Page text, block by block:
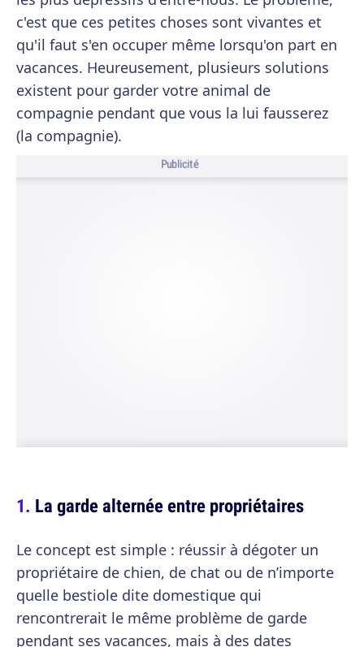
c'est que ces petites choses sont vivantes et
qu'il faut s'en occuper même lorsqu'on part en
vacances. Heureusement, plusieurs solutions
existent pour garder votre animal de
compagnie pendant que vous la lui fausserez
(la compagnie).
Publicité
La garde alternée entre propriétaires
Le concept est simple : réussir à dégoter un
propriétaire de chien, de chat ou de n’importe
quelle bestiole dite domestique qui
rencontrerait le même problème de garde
pendant ses vacances, mais à des dates